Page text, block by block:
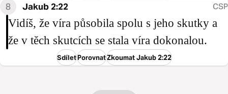
8 Jakub 2:22 CSP
Vidíš, že víra působila spolu s jeho skutky a
že v těch skutcích se stala víra dokonalou.
SdíletPorovnatZkoumat Jakub 2:22